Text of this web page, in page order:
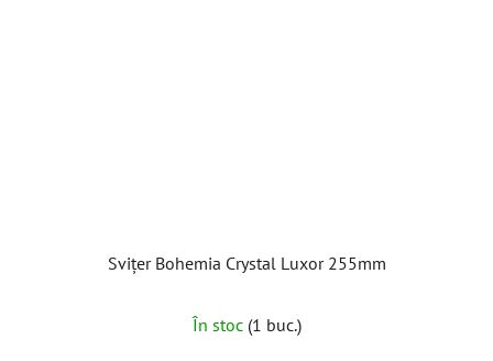
Svițer Bohemia Crystal Luxor 255mm
În stoc (1 buc.)